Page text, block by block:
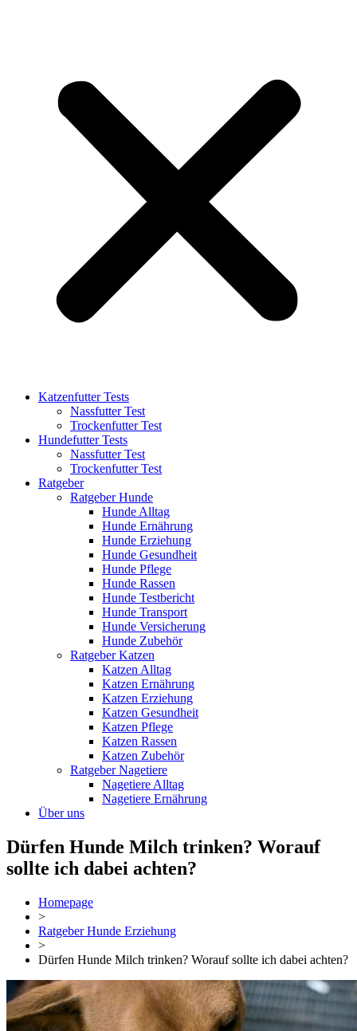
Katzenfutter Tests
Nassfutter Test
Trockenfutter Test
Hundefutter Tests
Nassfutter Test
Trockenfutter Test
Ratgeber
Ratgeber Hunde
Hunde Alltag
Hunde Ernährung
Hunde Erziehung
Hunde Gesundheit
Hunde Pflege
Hunde Rassen
Hunde Testbericht
Hunde Transport
Hunde Versicherung
Hunde Zubehör
Ratgeber Katzen
Katzen Alltag
Katzen Ernährung
Katzen Erziehung
Katzen Gesundheit
Katzen Pflege
Katzen Rassen
Katzen Zubehör
Ratgeber Nagetiere
Nagetiere Alltag
Nagetiere Ernährung
Über uns
Dürfen Hunde Milch trinken? Worauf
sollte ich dabei achten?
Homepage
>
Ratgeber Hunde Erziehung
>
Dürfen Hunde Milch trinken? Worauf sollte ich dabei achten?